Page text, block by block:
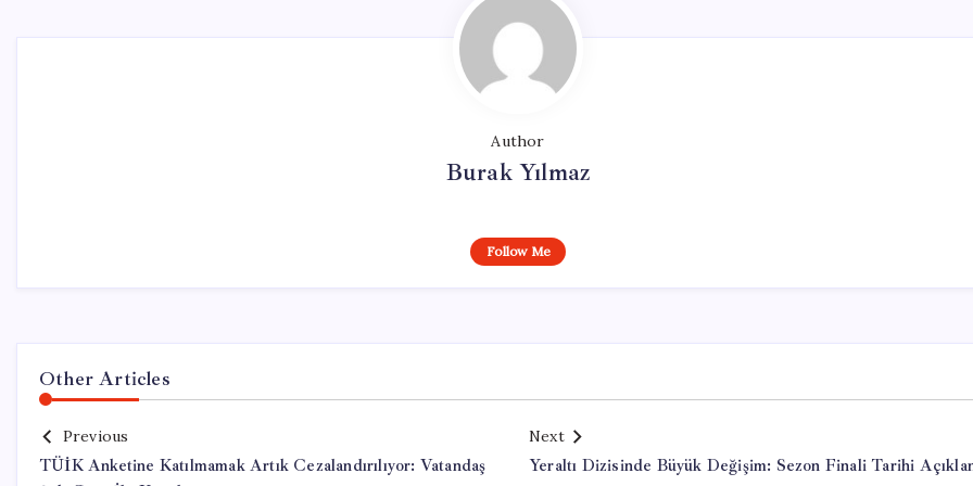
Author
Burak Yılmaz
Follow Me
Other Articles
Previous
TÜİK Anketine Katılmamak Artık Cezalandırılıyor: Vatandaş
Next
Yeraltı Dizisinde Büyük Değişim: Sezon Finali Tarihi